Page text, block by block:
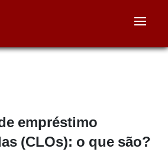
empréstimo
(CLOs): o que são?